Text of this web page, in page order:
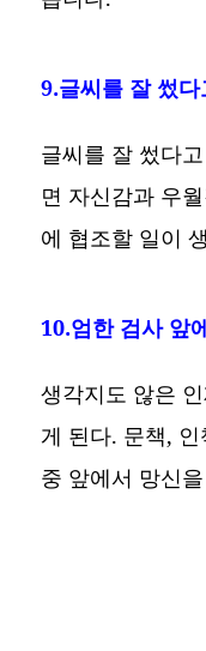
9.글씨를 잘 썼
글씨를 잘 썼다
면 자신감과 우
에 협조할 일이
10.엄한 검사 앞
생각지도 않은
게 된다. 문책,
중 앞에서 망신